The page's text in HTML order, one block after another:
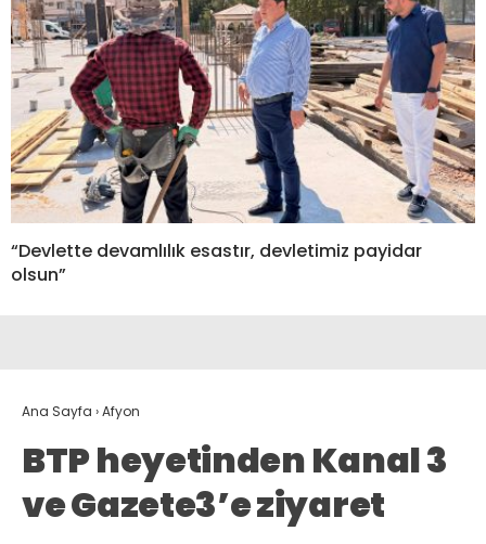
“Devlette devamlılık esastır, devletimiz payidar
olsun”
Ana Sayfa ›Afyon
BTP heyetinden Kanal 3
ve Gazete3’e ziyaret